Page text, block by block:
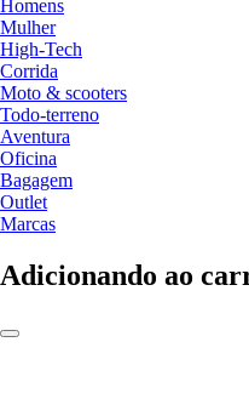
Homens
Mulher
High-Tech
Corrida
Moto & scooters
Todo-terreno
Aventura
Oficina
Bagagem
Outlet
Marcas
Adicionando ao